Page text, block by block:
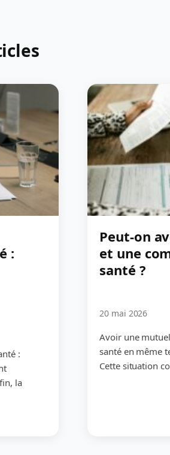
:
:
la
Peut-on
et une
santé ?
20 mai 2026
Avoir une
santé en même
Cette situation